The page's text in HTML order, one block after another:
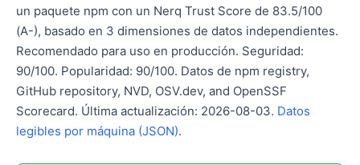
un paquete npm con un Nerq Trust Score de 83.5/100
(A-), basado en 3 dimensiones de datos independientes.
Recomendado para uso en producción. Seguridad:
90/100. Popularidad: 90/100. Datos de npm registry,
GitHub repository, NVD, OSV.dev, and OpenSSF
Scorecard. Última actualización: 2026-08-03. Datos
legibles por máquina (JSON).